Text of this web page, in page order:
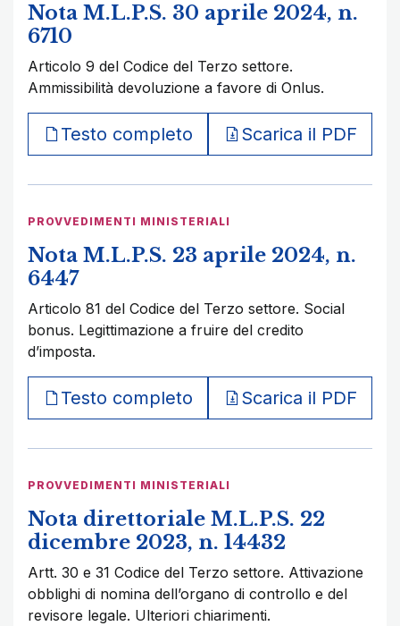
Nota M.L.P.S. 30 aprile 2024, n.
6710
Articolo 9 del Codice del Terzo settore.
Ammissibilità devoluzione a favore di Onlus.
Testo completo Scarica il PDF
PROVVEDIMENTI MINISTERIALI
Nota M.L.P.S. 23 aprile 2024, n.
6447
Articolo 81 del Codice del Terzo settore. Social
bonus. Legittimazione a fruire del credito
d’imposta.
Testo completo Scarica il PDF
PROVVEDIMENTI MINISTERIALI
Nota direttoriale M.L.P.S. 22
dicembre 2023, n. 14432
Artt. 30 e 31 Codice del Terzo settore. Attivazione
obblighi di nomina dell’organo di controllo e del
revisore legale. Ulteriori chiarimenti.